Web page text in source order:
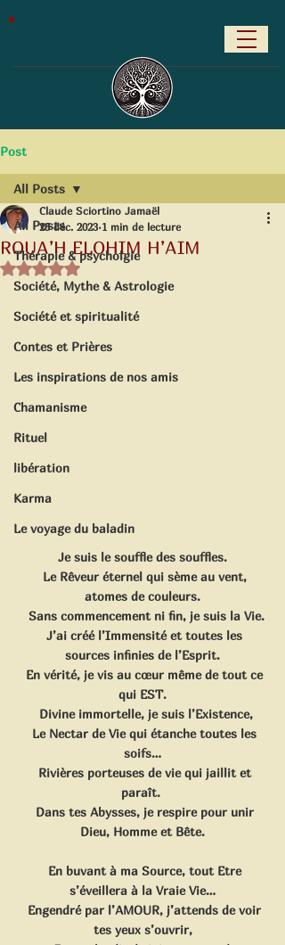
Post
All Posts
Thérapie & psycholgie
Société, Mythe & Astrologie
Société et spiritualité
Contes et Prières
Les inspirations de nos amis
Chamanisme
Rituel
libération
Karma
Le voyage du baladin
All Posts
ROUA’H ELOHIM H’AIM
Claude Sciortino Jamaël
25 déc. 2023 1 min de lecture
Noté NaN étoiles sur 5.
Je suis le souffle des souffles.
Le Rêveur éternel qui sème au vent,
atomes de couleurs.
Sans commencement ni fin, je suis la Vie.
J’ai créé l’Immensité et toutes les
sources infinies de l’Esprit.
En vérité, je vis au cœur même de tout ce
qui EST.
Divine immortelle, je suis l’Existence,
Le Nectar de Vie qui étanche toutes les
soifs…
Rivières porteuses de vie qui jaillit et
paraît.
Dans tes Abysses, je respire pour unir
Dieu, Homme et Bête.
En buvant à ma Source, tout Etre
s’éveillera à la Vraie Vie…
Engendré par l’AMOUR, j’attends de voir
tes yeux s’ouvrir,